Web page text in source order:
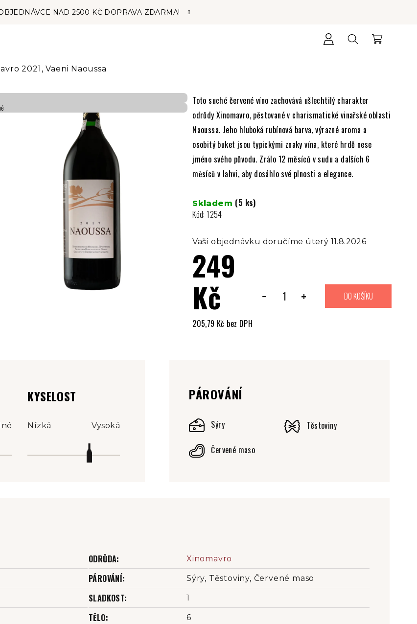
NAD 2500 KČ DOPRAVA ZDARMA!
2021, Vaeni Naoussa
Toto suché červené víno zachovává ušlechtilý charakter
odrůdy Xinomavro, pěstované v charismatické vinařské oblasti
Naoussa. Jeho hluboká rubínová barva, výrazné aroma a
osobitý buket jsou typickými znaky vína, které hrdě nese
jméno svého původu. Zrálo 12 měsíců v sudu a dalších 6
měsíců v lahvi, aby dosáhlo své plnosti a elegance.
Skladem (5 ks)
Kód: 1254
Vaší objednávku doručíme úterý 11.8.2026
249
Kč
205,79 Kč bez DPH
+
− DO KOŠÍKU
KYSELOST
Nízká Vysoká
PÁROVÁNÍ
Sýry Těstoviny
Červené maso
ODRŮDA: Xinomavro
PÁROVÁNÍ: Sýry, Těstoviny, Červené maso
SLADKOST: 1
TĚLO: 6